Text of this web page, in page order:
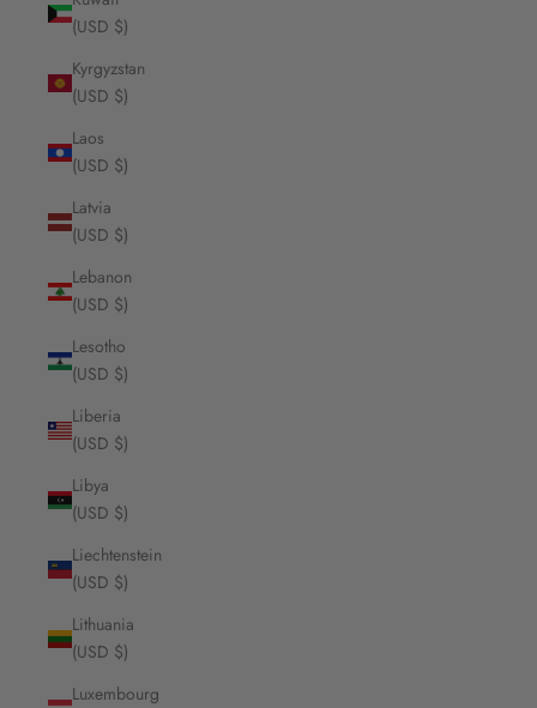
(USD $)
Kyrgyzstan
(USD $)
Laos
(USD $)
Latvia
(USD $)
Lebanon
(USD $)
Lesotho
(USD $)
Liberia
(USD $)
Libya
(USD $)
Liechtenstein
(USD $)
Lithuania
(USD $)
Luxembourg